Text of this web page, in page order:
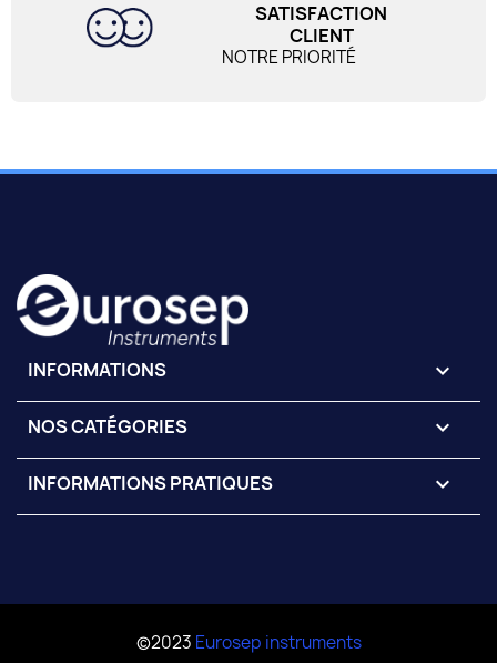
SATISFACTION
CLIENT
NOTRE PRIORITÉ
INFORMATIONS keyboard_arrow_down
NOS CATÉGORIES 
INFORMATIONS PRATIQUES 
©2023 Eurosep instruments